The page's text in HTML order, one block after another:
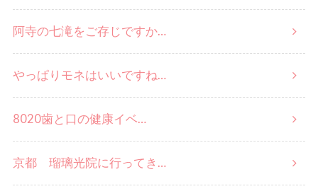
阿寺の七滝をご存じですか…
やっぱりモネはいいですね…
8020歯と口の健康イベ…
京都 瑠璃光院に行ってき…